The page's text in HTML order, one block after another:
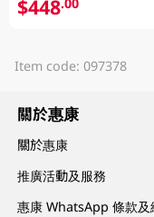
$448
Item code: 097378
關於惠康
關於惠康
推廣活動及服務
惠康 WhatsApp 條款及